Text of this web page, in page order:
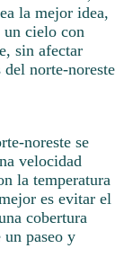
la mejor idea,
un cielo con
sin afectar
norte-noreste
noreste se
velocidad
la temperatura
es evitar el
cobertura
paseo y